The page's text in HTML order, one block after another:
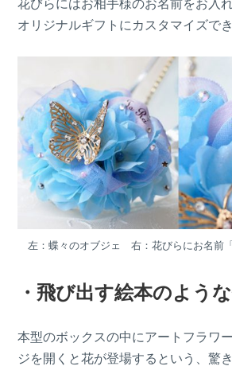
花びらにはお相手様のお名前をお入
オリジナルギフトにカスタマイズでき
左：蝶々のオブジェ 右：花びらにお名前
・飛び出す絵本のよう
本型のボックスの中にアートフラワ
ジを開くと花が登場するという、驚